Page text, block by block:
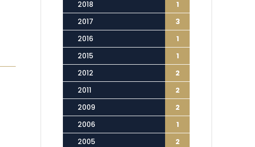
2018
1
2017
3
2016
1
2015
1
2012
2
2011
2
2009
2
2006
1
2005
2